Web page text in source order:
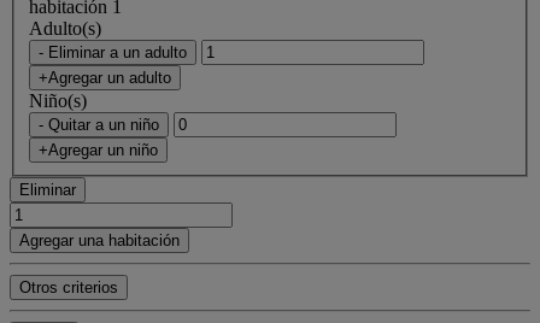
habitación 1
Adulto(s)
- Eliminar a un adulto
+Agregar un adulto
Niño(s)
- Quitar a un niño
+Agregar un niño
Eliminar
Agregar una habitación
Otros criterios